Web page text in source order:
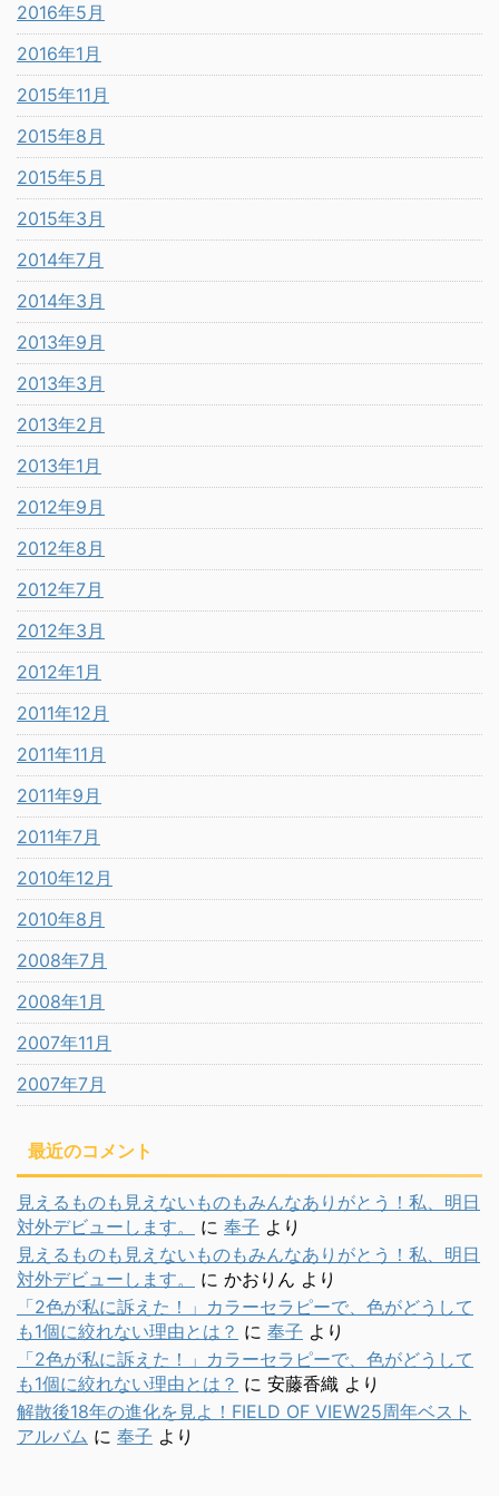
2016年5月
2016年1月
2015年11月
2015年8月
2015年5月
2015年3月
2014年7月
2014年3月
2013年9月
2013年3月
2013年2月
2013年1月
2012年9月
2012年8月
2012年7月
2012年3月
2012年1月
2011年12月
2011年11月
2011年9月
2011年7月
2010年12月
2010年8月
2008年7月
2008年1月
2007年11月
2007年7月
最近のコメント
見えるものも見えないものもみんなありがとう！私、明日
対外デビューします。
に 奉子 より
見えるものも見えないものもみんなありがとう！私、明日
対外デビューします。
に かおりん より
「2色が私に訴えた！」カラーセラピーで、色がどうして
も1個に絞れない理由とは？ に 奉子 より
「2色が私に訴えた！」カラーセラピーで、色がどうして
も1個に絞れない理由とは？ に 安藤香織 より
解散後18年の進化を見よ！FIELD OF VIEW25周年ベスト
アルバム に 奉子 より